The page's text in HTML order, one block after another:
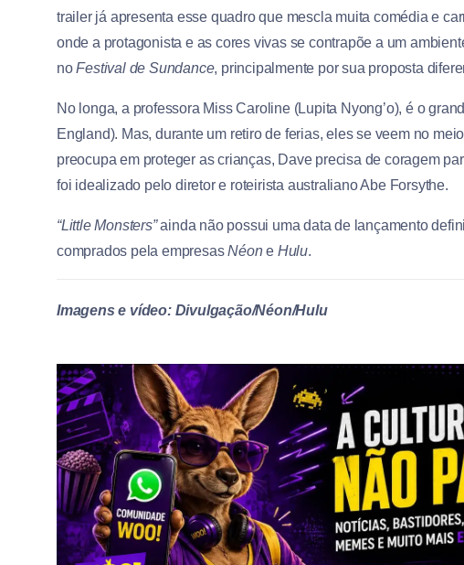
trailer já apresenta esse quadro que mescla muita comédia e
onde a protagonista e as cores vivas se contrapõe a um
noFestival de Sundance, principalmente por sua proposta
No longa, a professora Miss Caroline (Lupita Nyong’o), é o
England). Mas, durante um retiro de ferias, eles se veem no
preocupa em proteger as crianças, Dave precisa de coragem
foi idealizado pelo diretor e roteirista australiano Abe Forsythe.
“Little Monsters”ainda não possui uma data de lançamento
comprados pela empresasNéone Hulu.
Imagens e vídeo: Divulgação/Néon/Hulu